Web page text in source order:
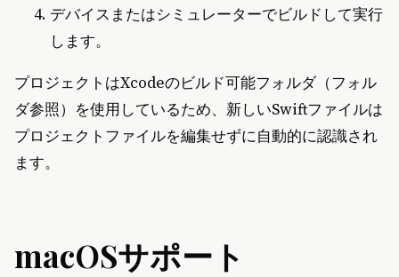
デバイスまたはシミュレーターでビルドして実行
します。
プロジェクトはXcodeのビルド可能フォルダ（フォル
ダ参照）を使用しているため、新しいSwiftファイルは
プロジェクトファイルを編集せずに自動的に認識され
ます。
macOSサポート